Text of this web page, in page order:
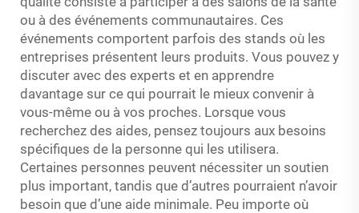
ou à des événements communautaires. Ces
événements comportent parfois des stands où les
entreprises présentent leurs produits. Vous pouvez y
discuter avec des experts et en apprendre
davantage sur ce qui pourrait le mieux convenir à
vous-même ou à vos proches. Lorsque vous
recherchez des aides, pensez toujours aux besoins
spécifiques de la personne qui les utilisera.
Certaines personnes peuvent nécessiter un soutien
plus important, tandis que d’autres pourraient n’avoir
besoin que d’une aide minimale. Peu importe où